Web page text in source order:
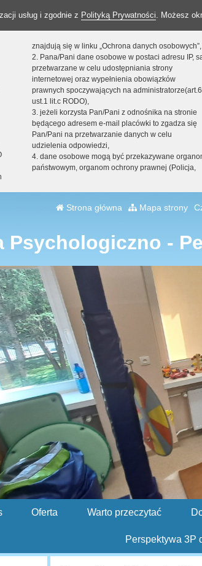
usług i zgodnie z Polityką Prywatności. Możesz
znajdują się w linku „Ochrona danych osobowych”,
2. Pana/Pani dane osobowe w postaci adresu IP,
przetwarzane w celu udostępniania strony
internetowej oraz wypełnienia obowiązków
prawnych spoczywających na administratorze(art.6
ust.1 lit.c RODO),
3. jeżeli korzysta Pan/Pani z odnośnika na stronie
będącego adresem e-mail placówki to zgadza się
Pan/Pani na przetwarzanie danych w celu
udzielenia odpowiedzi,
4. dane osobowe mogą być przekazywane
państwowym, organom ochrony prawnej (Policja,
Strona główna Mapa strony
Psychologiczno -
Oferta Warto przeczytać
Perspektywa 3P